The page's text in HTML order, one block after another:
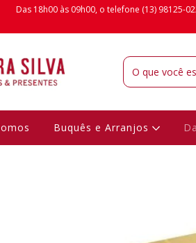
Das 18h00 às 09h00, o telefone (13)
Buquês e Arranjos